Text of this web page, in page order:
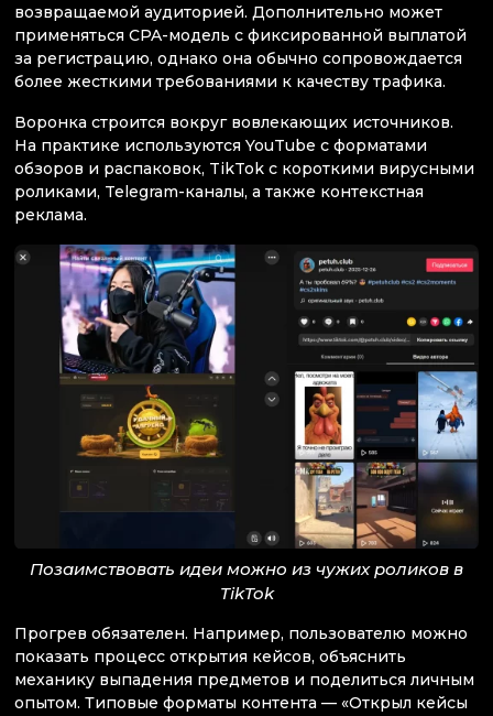
возвращаемой аудиторией. Дополнительно может
применяться CPA-модель с фиксированной выплатой
за регистрацию, однако она обычно сопровождается
более жесткими требованиями к качеству трафика.
Воронка строится вокруг вовлекающих источников.
На практике используются YouTube с форматами
обзоров и распаковок, TikTok с короткими вирусными
роликами, Telegram-каналы, а также контекстная
реклама.
Позаимствовать идеи можно из чужих роликов в
TikTok
Прогрев обязателен. Например, пользователю можно
показать процесс открытия кейсов, объяснить
механику выпадения предметов и поделиться личным
опытом. Типовые форматы контента — «Открыл кейсы